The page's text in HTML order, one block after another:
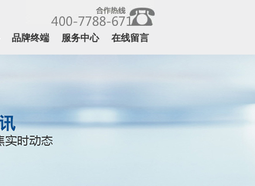
品牌终端 服务中心 在线留言